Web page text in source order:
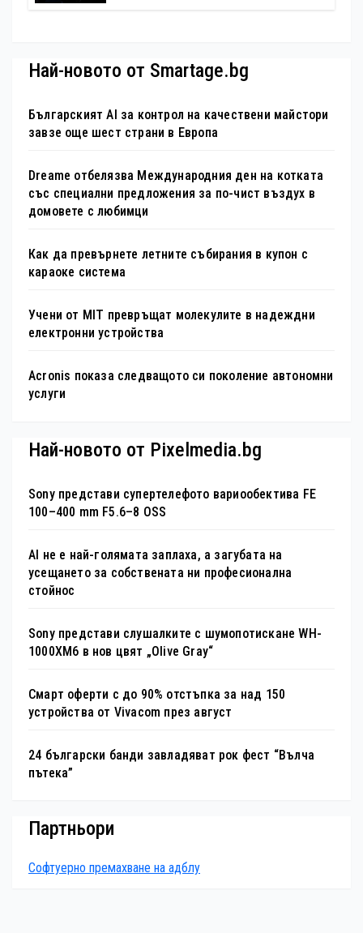
Най-новото от Smartage.bg
Българският AI за контрол на качествени майстори
завзе още шест страни в Европа
Dreame отбелязва Международния ден на котката
със специални предложения за по-чист въздух в
домовете с любимци
Как да превърнете летните събирания в купон с
караоке система
Учени от MIT превръщат молекулите в надеждни
електронни устройства
Acronis показа следващото си поколение автономни
услуги
Най-новото от Pixelmedia.bg
Sony представи супертелефото вариообектива FE
100–400 mm F5.6–8 OSS
AI не е най-голямата заплаха, а загубата на
усещането за собствената ни професионална
стойнос
Sony представи слушалките с шумопотискане WH-
1000XM6 в нов цвят „Olive Gray“
Смарт оферти с до 90% отстъпка за над 150
устройства от Vivacom през август
24 български банди завладяват рок фест “Вълча
пътека”
Партньори
Софтуерно премахване на адблу